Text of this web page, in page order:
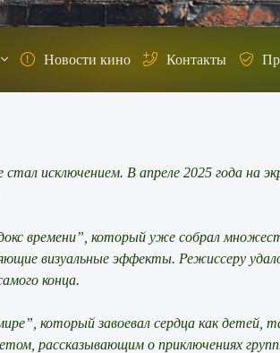
Новости кино Контакты
исключением. В апреле 2025 года на
времени”, который уже собрал
визуальные эффекты. Режиссеру
конца.
который завоевал сердца как детей,
рассказывающим о приключениях